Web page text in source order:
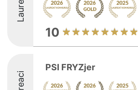
10
PSI FRYZjer